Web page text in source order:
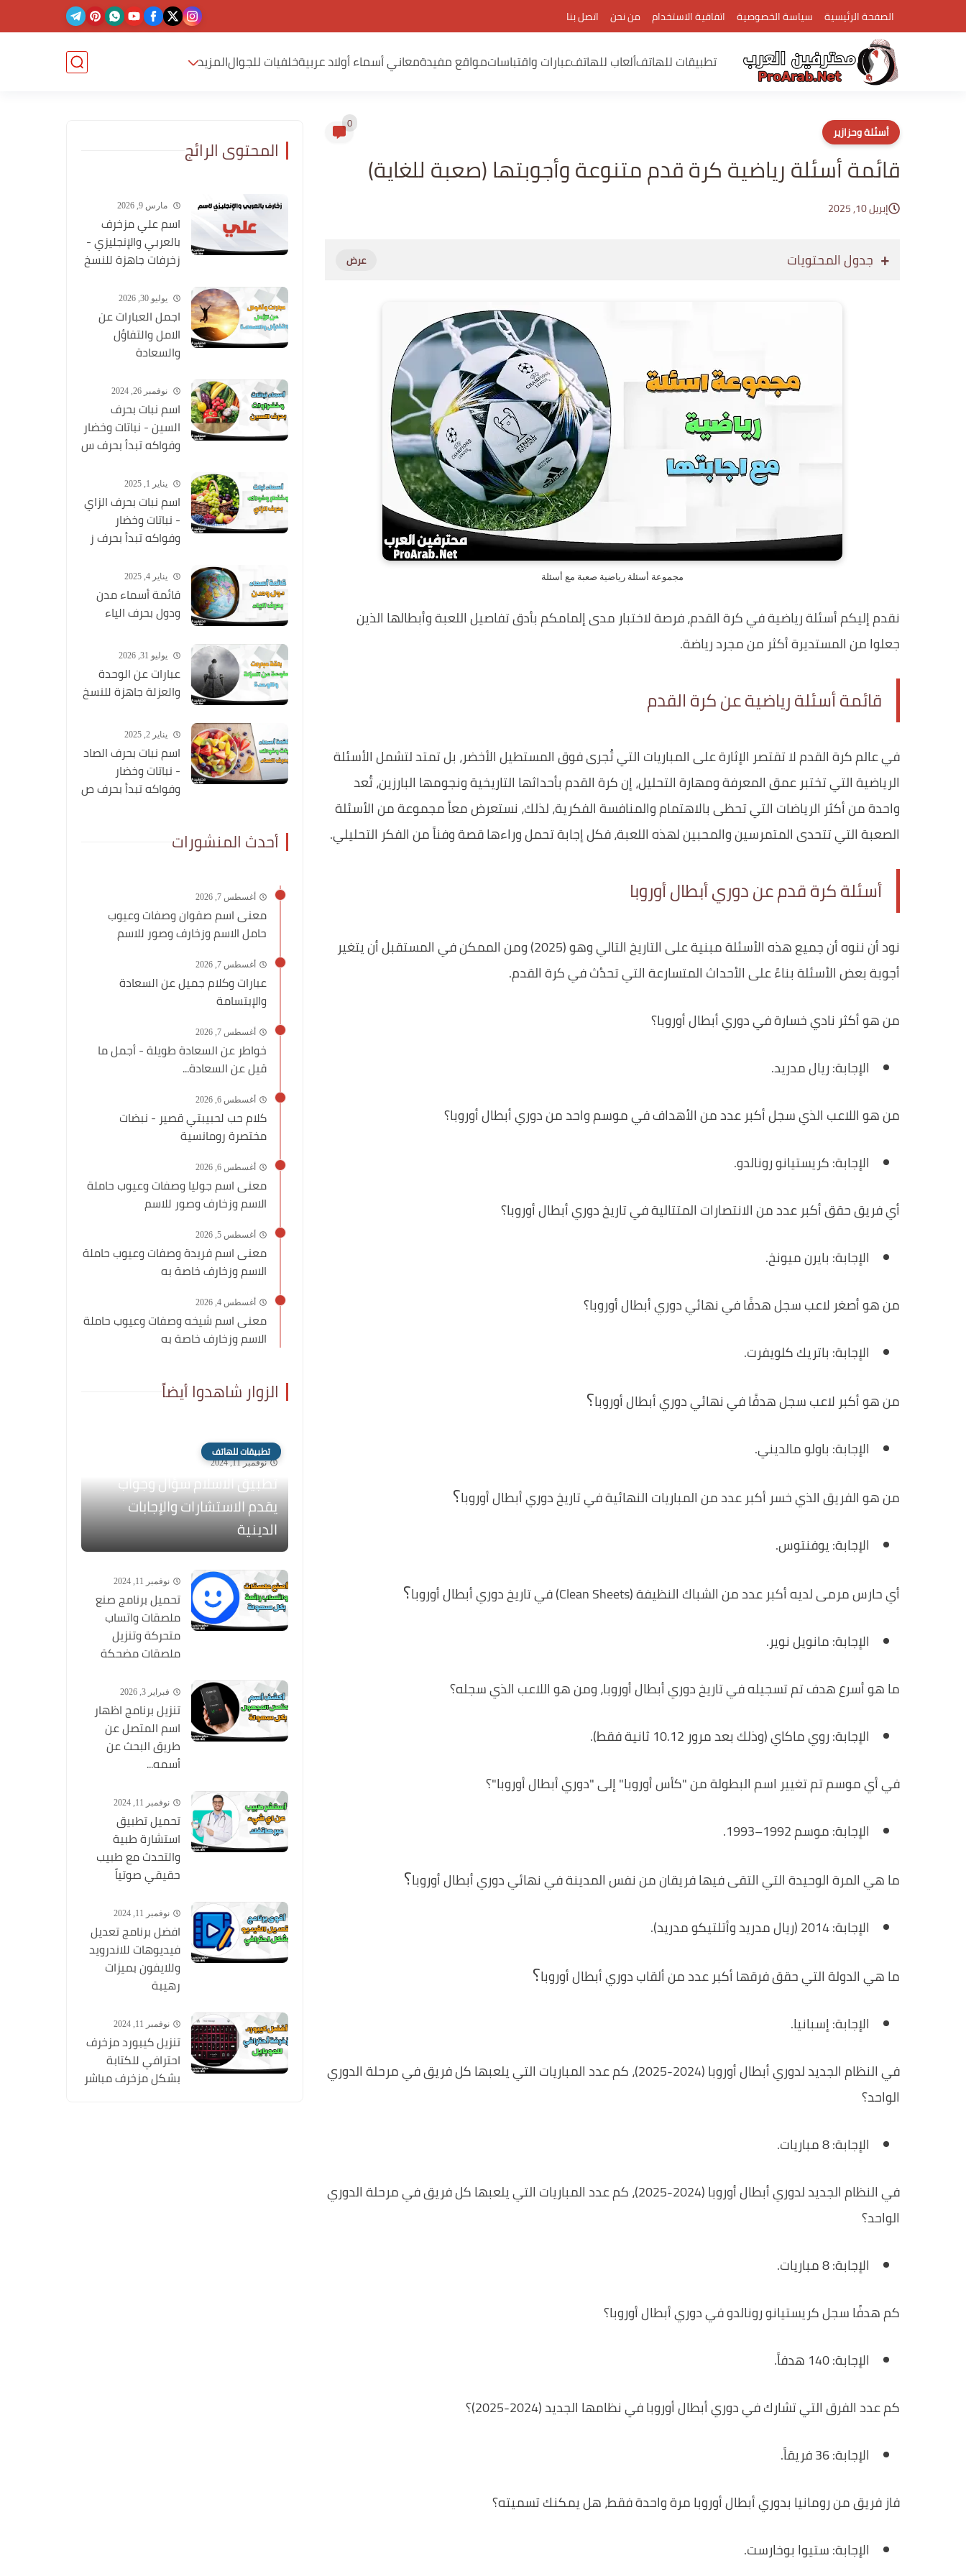
الصفحة الرئيسية سياسة الخصوصية اتفاقية الاستخدام من نحن اتصل بنا
تطبيقات للهاتفألعاب للهاتفعبارات واقتباساتمواقع مفيدةمعاني أسماء أولاد عربيةخلفيات للجوالالمزيد
أسئلة وحزازير 0
قائمة أسئلة رياضية كرة قدم متنوعة وأجوبتها (صعبة للغاية)
إبريل 10, 2025
جدول المحتويات
مجموعة أسئلة رياضية صعبة مع أسئلة
نقدم إليكم أسئلة رياضية في كرة القدم، فرصة لاختبار مدى إلمامكم بأدق تفاصيل اللعبة وأبطالها الذين
جعلوا من المستديرة أكثر من مجرد رياضة.
قائمة أسئلة رياضية عن كرة القدم
في عالم كرة القدم لا تقتصر الإثارة على المباريات التي تُجرى فوق المستطيل الأخضر، بل تمتد لتشمل الأسئلة
الرياضية التي تختبر عمق المعرفة ومهارة التحليل، إن كرة القدم بأحداثها التاريخية ونجومها البارزين، تُعد
واحدة من أكثر الرياضات التي تحظى بالاهتمام والمنافسة الفكرية، لذلك، نستعرض معاً مجموعة من الأسئلة
الصعبة التي تتحدى المتمرسين والمحبين لهذه اللعبة، فكل إجابة تحمل وراءها قصة وفناً من الفكر التحليلي.
أسئلة كرة قدم عن دوري أبطال أوروبا
نود أن ننوه أن جميع هذه الأسئلة مبنية على التاريخ التالي وهو (2025) ومن الممكن في المستقبل أن يتغير
أجوبة بعض الأسئلة بناءً على الأحداث المتسارعة التي تحدُث في كرة القدم.
من هو أكثر نادي خسارة في دوري أبطال أوروبا؟
الإجابة: ريال مدريد.
من هو اللاعب الذي سجل أكبر عدد من الأهداف في موسم واحد من دوري أبطال أوروبا؟
الإجابة: كريستيانو رونالدو.
أي فريق حقق أكبر عدد من الانتصارات المتتالية في تاريخ دوري أبطال أوروبا؟
الإجابة: بايرن ميونخ.
من هو أصغر لاعب سجل هدفًا في نهائي دوري أبطال أوروبا؟
الإجابة: باتريك كلويفرت.
من هو أكبر لاعب سجل هدفًا في نهائي دوري أبطال أوروبا؟
الإجابة: باولو مالديني.
من هو الفريق الذي خسر أكبر عدد من المباريات النهائية في تاريخ دوري أبطال أوروبا؟
الإجابة: يوفنتوس.
أي حارس مرمى لديه أكبر عدد من الشباك النظيفة (Clean Sheets) في تاريخ دوري أبطال أوروبا ؟
الإجابة: مانويل نوير.
ما هو أسرع هدف تم تسجيله في تاريخ دوري أبطال أوروبا، ومن هو اللاعب الذي سجله؟
الإجابة: روي ماكاي (وذلك بعد مرور 10.12 ثانية فقط).
​في أي موسم تم تغيير اسم البطولة من "كأس أوروبا" إلى "دوري أبطال أوروبا"؟​
الإجابة: موسم 1992–1993.
ما هي المرة الوحيدة التي التقى فيها فريقان من نفس المدينة في نهائي دوري أبطال أوروبا؟
الإجابة: 2014 (ريال مدريد وأتلتيكو مدريد).
ما هي الدولة التي حقق فرقها أكبر عدد من ألقاب دوري أبطال أوروبا؟
الإجابة: إسبانيا.
في النظام الجديد لدوري أبطال أوروبا (2024-2025)، كم عدد المباريات التي يلعبها كل فريق في مرحلة الدوري
الواحد؟
الإجابة: 8 مباريات.
في النظام الجديد لدوري أبطال أوروبا (2024-2025)، كم عدد المباريات التي يلعبها كل فريق في مرحلة الدوري
الواحد؟
الإجابة: 8 مباريات.
كم هدفًا سجل كريستيانو رونالدو في دوري أبطال أوروبا؟
الإجابة: 140 هدفاً.
كم عدد الفرق التي تشارك في دوري أبطال أوروبا في نظامها الجديد (2024-2025)؟
الإجابة: 36 فريقاً.
فاز فريق من رومانيا بدوري أبطال أوروبا مرة واحدة فقط، هل يمكنك تسميته؟
الإجابة: ستيوا بوخارست.
المحتوى الرائج
مارس 9, 2026
اسم علي مزخرف
بالعربي والإنجليزي -
زخرفات جاهزة للنسخ
يوليو 30, 2026
اجمل العبارات عن
الامل والتفاؤل
والسعادة
نوفمبر 26, 2024
اسم نبات بحرف
السين - نباتات وخضار
وفواكه تبدأ بحرف س
يناير 1, 2025
اسم نبات بحرف الزاي
- نباتات وخضار
وفواكه تبدأ بحرف ز
يناير 4, 2025
قائمة أسماء مدن
ودول بحرف الياء
يوليو 31, 2026
عبارات عن الوحدة
والعزلة جاهزة للنسخ
يناير 2, 2025
اسم نبات بحرف الصاد
- نباتات وخضار
وفواكه تبدأ بحرف ص
أحدث المنشورات
أغسطس 7, 2026
معنى اسم صفوان وصفات وعيوب
حامل الاسم وزخارف وصور للاسم
أغسطس 7, 2026
عبارات وكلام جميل عن السعادة
والإبتسامة
أغسطس 7, 2026
خواطر عن السعادة طويلة - أجمل ما
قيل عن السعادة...
أغسطس 6, 2026
كلام حب لحبيبتي قصير - نبضات
مختصرة رومانسية
أغسطس 6, 2026
معنى اسم جوليا وصفات وعيوب حاملة
الاسم وزخارف وصور للاسم
أغسطس 5, 2026
معنى اسم فريدة وصفات وعيوب حاملة
الاسم وزخارف خاصة به
أغسطس 4, 2026
معنى اسم شيخه وصفات وعيوب حاملة
الاسم وزخارف خاصة به
الزوار شاهدوا أيضاً
تطبيقات للهاتف
نوفمبر 11, 2024
تطبيق الاسلام سؤال وجواب
يقدم الاستشارات والإجابات
الدينية
نوفمبر 11, 2024
تحميل برنامج صنع
ملصقات واتساب
متحركة وتنزيل
ملصقات مضحكة
فبراير 3, 2026
تنزيل برنامج اظهار
اسم المتصل عن
طريق البحث عن
أسمه...
نوفمبر 11, 2024
تحميل تطبيق
استشارة طبية
والتحدث مع طبيب
حقيقي صوتياً
نوفمبر 11, 2024
افضل برنامج تعديل
فيديوهات للاندرويد
وللايفون بميزات
رهيبة
نوفمبر 11, 2024
تنزيل كيبورد مزخرف
احترافي للكتابة
بشكل مزخرف مباشر